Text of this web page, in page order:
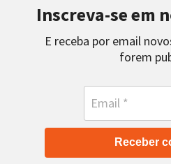
Inscreva-se em
E receba por email
forem
Receber